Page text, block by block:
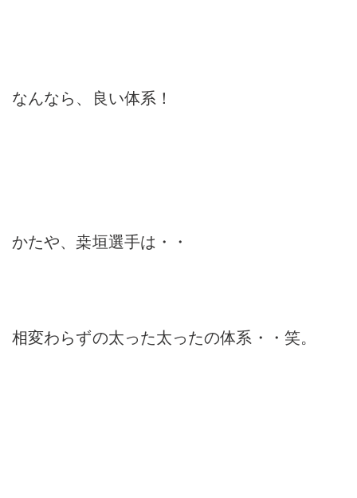
なんなら、良い体系！
かたや、桒垣選手は・・
相変わらずの太った太ったの体系・・笑。